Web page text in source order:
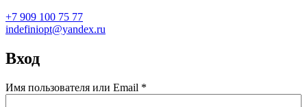
+7 909 100 75 77
indefiniopt@yandex.ru
Вход
Имя пользователя или Email *